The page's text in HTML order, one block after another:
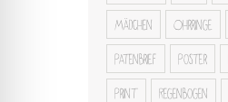
Mädchen Ohrringe
Patenbrief Poster
Print Regenbogen